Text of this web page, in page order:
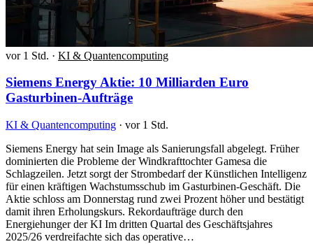
vor 1 Std. · KI & Quantencomputing
Siemens Energy Aktie: 10 Milliarden Euro
Gasturbinen-Aufträge
KI & Quantencomputing · vor 1 Std.
Siemens Energy hat sein Image als Sanierungsfall abgelegt. Früher
dominierten die Probleme der Windkrafttochter Gamesa die
Schlagzeilen. Jetzt sorgt der Strombedarf der Künstlichen Intelligenz
für einen kräftigen Wachstumsschub im Gasturbinen-Geschäft. Die
Aktie schloss am Donnerstag rund zwei Prozent höher und bestätigt
damit ihren Erholungskurs. Rekordaufträge durch den
Energiehunger der KI Im dritten Quartal des Geschäftsjahres
2025/26 verdreifachte sich das operative…